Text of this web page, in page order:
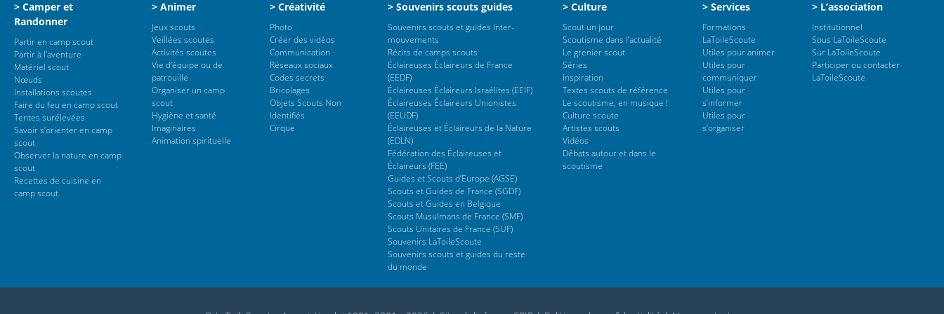
> Camper et
Randonner
Partir en camp scout
Partir à l’aventure
Matériel scout
Nœuds
Installations scoutes
Faire du feu en camp scout
Tentes surélevées
Savoir s’orienter en camp
scout
Observer la nature en camp
scout
Recettes de cuisine en
camp scout
> Animer
Jeux scouts
Veillées scoutes
Activités scoutes
Vie d’équipe ou de
patrouille
Organiser un camp
scout
Hygiène et santé
Imaginaires
Animation spirituelle
> Créativité
Photo
Créer des vidéos
Communication
Réseaux sociaux
Codes secrets
Bricolages
Objets Scouts Non
Identifiés
Cirque
> Souvenirs scouts guides
Souvenirs scouts et guides Inter-
mouvements
Récits de camps scouts
Éclaireuses Éclaireurs de France
(EEDF)
Éclaireuses Éclaireurs Israélites (EEIF)
Éclaireuses Éclaireurs Unionistes
(EEUDF)
Éclaireuses et Éclaireurs de la Nature
(EDLN)
Fédération des Éclaireuses et
Éclaireurs (FEE)
Guides et Scouts d’Europe (AGSE)
Scouts et Guides de France (SGDF)
Scouts et Guides en Belgique
Scouts Musulmans de France (SMF)
Scouts Unitaires de France (SUF)
Souvenirs LaToileScoute
Souvenirs scouts et guides du reste
du monde
> Culture
Scout un jour
Scoutisme dans l’actualité
Le grenier scout
Séries
Inspiration
Textes scouts de référence
Le scoutisme, en musique !
Culture scoute
Artistes scouts
Vidéos
Débats autour et dans le
scoutisme
> Services
Formations
LaToileScoute
Utiles pour animer
Utiles pour
communiquer
Utiles pour
s’informer
Utiles pour
s’organiser
> L’association
Institutionnel
Sous LaToileScoute
Sur LaToileScoute
Participer ou contacter
LaToileScoute